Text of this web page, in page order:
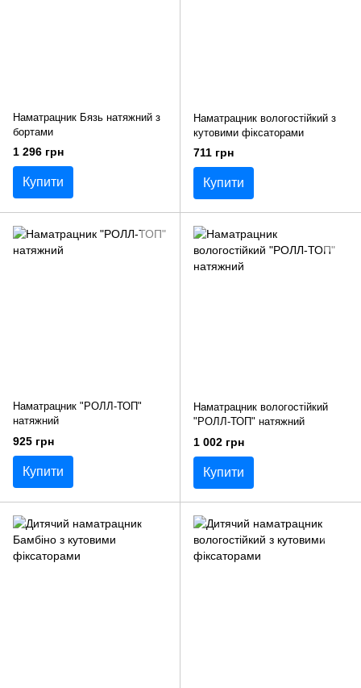
Наматрацник Бязь натяжний з
бортами
1 296 грн
Купити
Наматрацник вологостійкий з
кутовими фіксаторами
711 грн
Купити
Наматрацник "РОЛЛ-ТОП"
натяжний
925 грн
Купити
Наматрацник вологостійкий
"РОЛЛ-ТОП" натяжний
1 002 грн
Купити